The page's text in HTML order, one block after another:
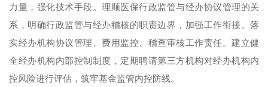
力量，强化技术手段。理顺医保行政监管与经办协议管理的关
系，明确行政监管与经办稽核的职责边界，加强工作衔接。落
实经办机构协议管理、费用监控、稽查审核工作责任。建立健
全经办机构内部控制制度，定期聘请第三方机构对经办机构内
控风险进行评估，筑牢基金监管内控防线。